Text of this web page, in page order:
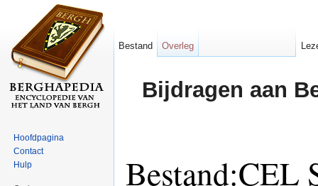
Bijdragen aan
Bestand:CEL
Bestand Overleg
Hoofdpagina
Contact
Hulp